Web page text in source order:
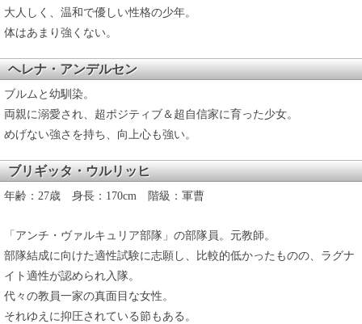
大人しく、温和で優しい性格の少年。
体はあまり強くない。
ヘレナ・アンデルセン
ブルムと幼馴染。
両親に溺愛され、超ポジティブ＆超自信家に育った少女。
めげない強さを持ち、向上心も強い。
ブリギッタ・ウルリッヒ
年齢：27歳 身長：170cm 階級：軍曹
「アンチ・ヴァルキュリア部隊」の部隊員。元教師。
部隊結成に向けた適性試験に志願し、比較的低かったものの、ラグナ
イト適性が認められ入隊。
代々の教員一家の真面目な女性。
それゆえに抑圧されている節もある。